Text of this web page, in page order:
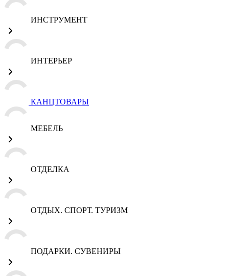
ИНСТРУМЕНТ
ИНТЕРЬЕР
КАНЦТОВАРЫ
МЕБЕЛЬ
ОТДЕЛКА
ОТДЫХ. СПОРТ. ТУРИЗМ
ПОДАРКИ. СУВЕНИРЫ